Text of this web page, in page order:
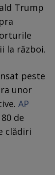
Trump
la război.
peste
unor
AP
de
clădiri